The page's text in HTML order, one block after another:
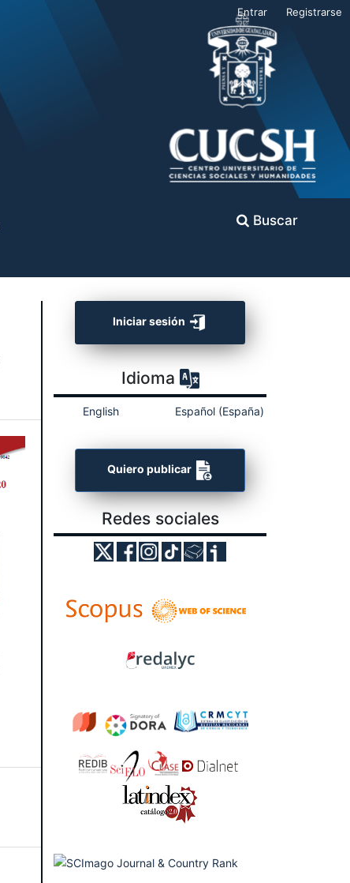
Buscar
Entrar Registrarse
Iniciar sesión
Idioma
English Español (España)
Quiero publicar
Redes sociales